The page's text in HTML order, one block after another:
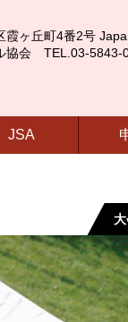
霞ヶ丘町4番2号
協会 TEL.03-5843-
JSA